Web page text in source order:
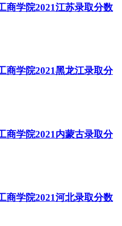
商学院2021江苏录取分数
商学院2021黑龙江录取分
商学院2021内蒙古录取分
商学院2021河北录取分数